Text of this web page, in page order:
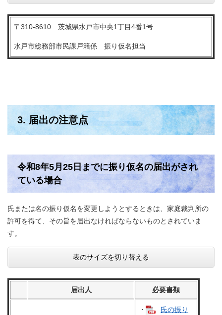
〒310-8610 茨城県水戸市中央1丁目4番1号
水戸市総務部市民課戸籍係 振り仮名担当
3. 届出の注意点
令和8年5月25日までに振り仮名の届出がされ
ている場合
氏または名の振り仮名を変更しようとするときは、家庭裁判所の
許可を得て、その旨を届出なければならないものとされていま
す。
表のサイズを切り替える
届出人 必要書類
・
氏の振り